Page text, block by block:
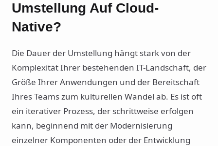
Umstellung Auf Cloud-
Native?
Die Dauer der Umstellung hängt stark von der
Komplexität Ihrer bestehenden IT-Landschaft, der
Größe Ihrer Anwendungen und der Bereitschaft
Ihres Teams zum kulturellen Wandel ab. Es ist oft
ein iterativer Prozess, der schrittweise erfolgen
kann, beginnend mit der Modernisierung
einzelner Komponenten oder der Entwicklung